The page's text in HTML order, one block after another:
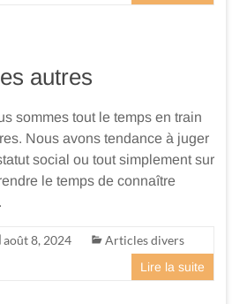
autres
sommes tout le temps en train
Nous avons tendance à juger
social ou tout simplement sur
le temps de connaître
août 8, 2024
Articles divers
Lire la suite